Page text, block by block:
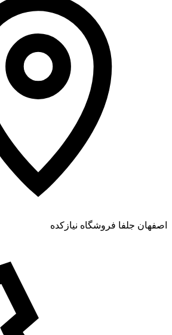
اصفهان جلفا فروشگاه نیازکده